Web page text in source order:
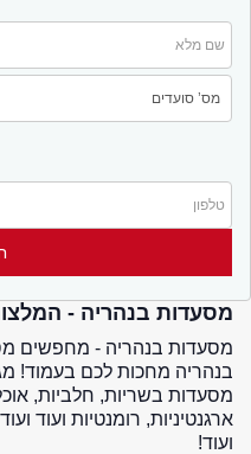
מסעדות בנהריה - המלצות
בנהריה מחכות לכם בעמוד!
מסעדות בשריות, חלביות,
ארגנטיניות, רומנטיות ועוד
ועוד!